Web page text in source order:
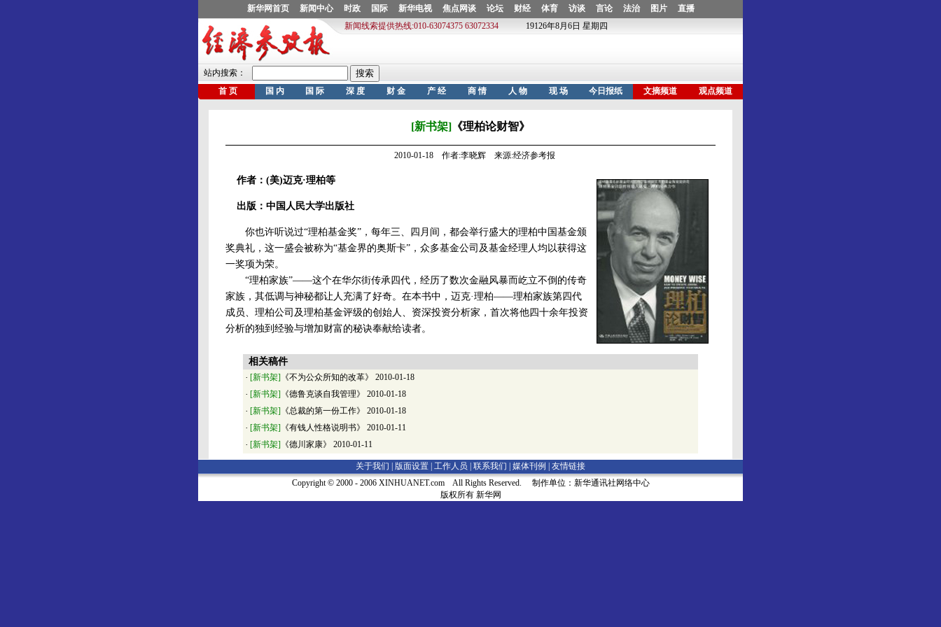
[新书架] 《理柏论财智》
2010-01-18 作者:李晓辉 来源:经济参考报
作者：(美)迈克·理柏等
出版：中国人民大学出版社
你也许听说过“理柏基金奖”，每年三、四月间，都会举行盛大的理柏中国基金颁
奖典礼，这一盛会被称为“基金界的奥斯卡”，众多基金公司及基金经理人均以获得这
一奖项为荣。
“理柏家族”——这个在华尔街传承四代，经历了数次金融风暴而屹立不倒的传奇
家族，其低调与神秘都让人充满了好奇。在本书中，迈克·理柏——理柏家族第四代
成员、理柏公司及理柏基金评级的创始人、资深投资分析家，首次将他四十余年投资
分析的独到经验与增加财富的秘诀奉献给读者。
相关稿件
· [新书架] 《不为公众所知的改革》 2010-01-18
· [新书架] 《德鲁克谈自我管理》 2010-01-18
· [新书架] 《总裁的第一份工作》 2010-01-18
· [新书架] 《有钱人性格说明书》 2010-01-11
· [新书架] 《德川家康》 2010-01-11
关于我们 | 版面设置 工作人员 联系我们 媒体刊例
友情链接
Copyright © 2000 - 2006 XINHUANET.com All Rights Reserved. 制作单位：新华通讯社网络中心
版权所有 新华网